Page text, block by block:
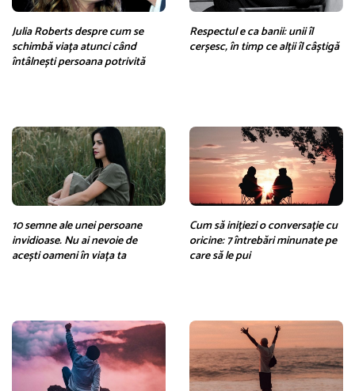
Julia Roberts despre cum se
schimbă viața atunci când
întâlnești persoana potrivită
Respectul e ca banii: unii îl
cerșesc, în timp ce alții îl câștigă
10 semne ale unei persoane
invidioase. Nu ai nevoie de
acești oameni în viața ta
Cum să inițiezi o conversație cu
oricine: 7 întrebări minunate pe
care să le pui